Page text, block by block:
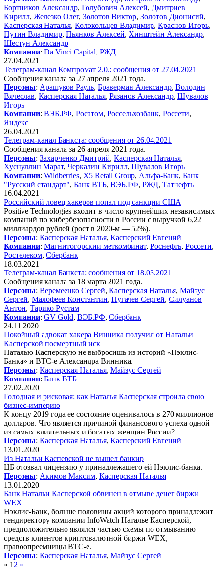
Бортников Александр, Голубович Алексей, Дмитриев
Кирилл, Железко Олег, Золотов Виктор, Золотов Дионисий,
Касперская Наталья, Колокольцев Владимир, Краснов Игорь,
Путин Владимир, Пьянков Алексей, Хинштейн Александр,
Шестун Александр
Компании: Da Vinci Capital, РЖД
27.04.2021
Телеграм-канал Компромат 2.0.: сообщения от 27.04.2021
Сообщения канала за 27 апреля 2021 года.
Персоны: Арашуков Рауль, Браверман Александр, Володин
Вячеслав, Касперская Наталья, Рязанов Александр, Шувалов
Игорь
Компании: ВЭБ.РФ, Росатом, Россельхозбанк, Россети,
Яндекс
26.04.2021
Телеграм-канал Банкста: сообщения от 26.04.2021
Сообщения канала за 26 апреля 2021 года.
Персоны: Захарченко Дмитрий, Касперская Наталья,
Хуснуллин Марат, Черкалин Кирилл, Шувалов Игорь
Компании: Wildberries, X5 Retail Group, Альфа-Банк, Банк
"Русский стандарт", Банк ВТБ, ВЭБ.РФ, РЖД, Татнефть
16.04.2021
Российский ловец хакеров попал под санкции США
Positive Technologies входит в число крупнейших независимых
компаний по кибербезопасности в России с выручкой 6,22
миллиардов рублей (рост в 2020-м — 52%).
Персоны: Касперская Наталья, Касперский Евгений
Компании: Магнитогорский меткомбинат, Роснефть, Россети,
Ростелеком, Сбербанк
18.03.2021
Телеграм-канал Банкста: сообщения от 18.03.2021
Сообщения канала за 18 марта 2021 года.
Персоны: Веремеенко Сергей, Касперская Наталья, Майзус
Сергей, Малофеев Константин, Пугачев Сергей, Силуанов
Антон, Тарико Рустам
Компании: GV Gold, ВЭБ.РФ, Сбербанк
24.11.2020
Покойный адвокат хакера Винника получил от Натальи
Касперской посмертный иск
Наталью Касперскую не выбросишь из историй «Нэклис-
Банка» и BTC-e Александра Винника.
Персоны: Касперская Наталья, Майзус Сергей
Компании: Банк ВТБ
27.02.2020
Голодная и рисковая: как Наталья Касперская строила свою
бизнес-империю
К концу 2019 года ее состояние оценивалось в 270 миллионов
долларов. Что является причиной финансового успеха одной
из самых влиятельных и богатых женщин России?
Персоны: Касперская Наталья, Касперский Евгений
13.01.2020
Из Натальи Касперской не вышел банкир
ЦБ отозвал лицензию у принадлежащего ей Нэклис-банка.
Персоны: Акимов Максим, Касперская Наталья
13.01.2020
Банк Натальи Касперской обвинен в отмыве денег биржи
WEX
Нэклис-Банк, больше половины акций которого принадлежит
гендиректору компании InfoWatch Наталье Касперской,
предположительно являлся частью схемы по отмыванию
средств клиентов криптовалютной биржи WEX,
правоопреемницы BTC-e.
Персоны: Касперская Наталья, Майзус Сергей
« 1 2 »